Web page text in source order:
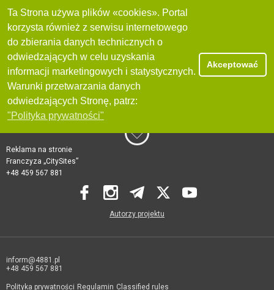
Ta Strona używa plików «cookies». Portal
korzysta również z serwisu internetowego
do zbierania danych technicznych o
odwiedzających w celu uzyskania
informacji marketingowych i statystycznych.
Warunki przetwarzania danych
odwiedzających Stronę, patrz:
"Polityka prywatności"
Akceptować
Reklama na stronie
Franczyza „CitySites”
+48 459 567 881
Autorzy projektu
inform@4881.pl
+48 459 567 881
Polityka prywatności Regulamin Classified rules